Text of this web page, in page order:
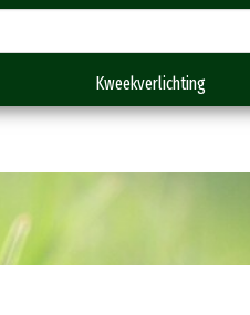
Kweekverlichting